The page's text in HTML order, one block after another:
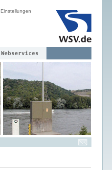
Einstellungen
Webservices